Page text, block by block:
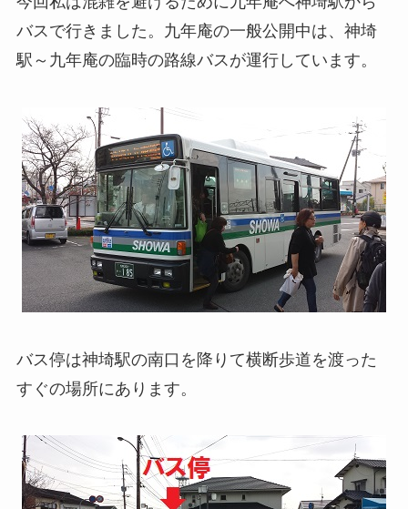
バスで行きました。九年庵の一般公開中は、神埼
駅～九年庵の臨時の路線バスが運行しています。
バス停は神埼駅の南口を降りて横断歩道を渡った
すぐの場所にあります。